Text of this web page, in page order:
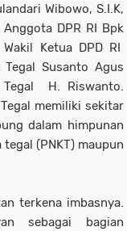
Wibowo, S.I.K,
DPR RI Bpk
Ketua DPD RI
Susanto Agus
Tegal H. Riswanto.
memiliki sekitar
dalam himpunan
(PNKT) maupun
terkena imbasnya.
sebagai bagian